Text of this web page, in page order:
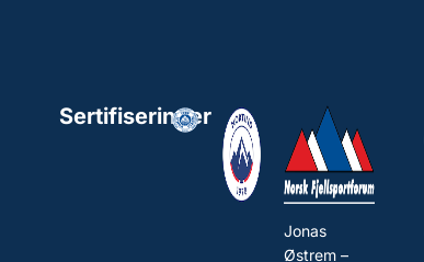
Sertifiseringer
Jonas
Østrem –